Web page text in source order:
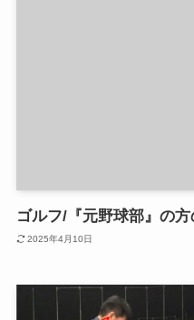
ゴルフ/『元野球部』の
2025年4月10日